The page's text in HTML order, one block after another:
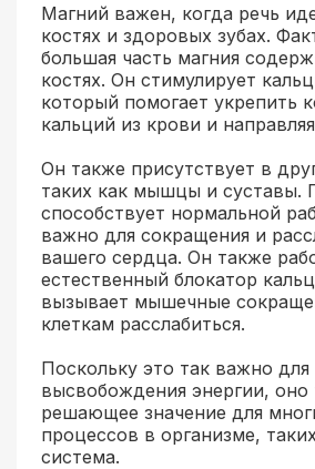
Магний важен, когда речь
костях и здоровых зубах.
большая часть магния
костях. Он стимулирует
который помогает укрепить
кальций из крови и
Он также присутствует в
таких как мышцы и суставы.
способствует нормальной
важно для сокращения и
вашего сердца. Он также
естественный блокатор
вызывает мышечные
клеткам расслабиться.
Поскольку это так важно для
высвобождения энергии, оно
решающее значение для
процессов в организме,
система.